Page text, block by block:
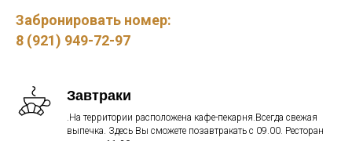
Забронировать номер:
8 (921) 949-72-97
Завтраки
.На территории расположена кафе-пекарня.Всегда свежая
выпечка. Здесь Вы сможете позавтракать с 09.00. Ресторан